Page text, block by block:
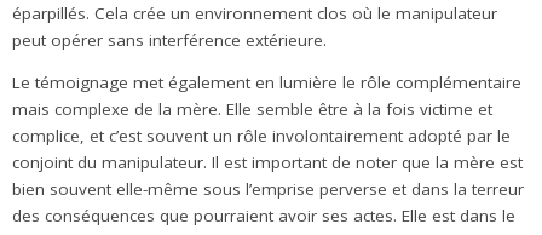
éparpillés. Cela crée un environnement clos où le manipulateur
peut opérer sans interférence extérieure.
Le témoignage met également en lumière le rôle complémentaire
mais complexe de la mère. Elle semble être à la fois victime et
complice, et c’est souvent un rôle involontairement adopté par le
conjoint du manipulateur. Il est important de noter que la mère est
bien souvent elle-même sous l’emprise perverse et dans la terreur
des conséquences que pourraient avoir ses actes. Elle est dans le